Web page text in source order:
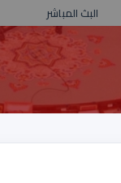
البث المباشر